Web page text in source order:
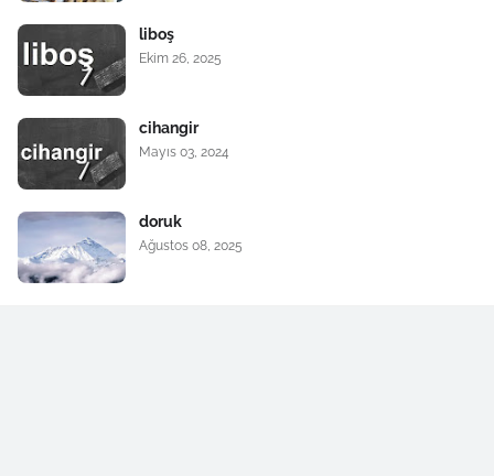
liboş
Ekim 26, 2025
cihangir
Mayıs 03, 2024
doruk
Ağustos 08, 2025